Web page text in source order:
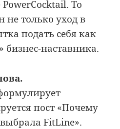
То
не только уход в
подать себя как
бизнес-наставника.
пост «Почему
FitLine».